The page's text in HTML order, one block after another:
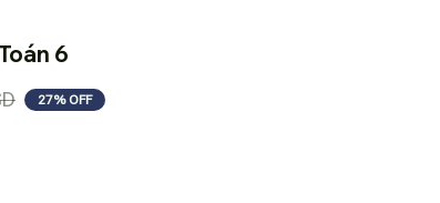
6
27% OFF